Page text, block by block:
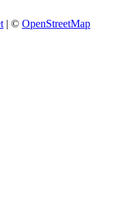
| © OpenStreetMap